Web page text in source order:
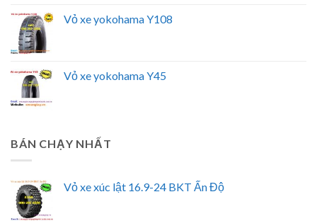
Vỏ xe yokohama Y108
Vỏ xe yokohama Y45
BÁN CHẠY NHẤT
Vỏ xe xúc lật 16.9-24 BKT Ấn Độ